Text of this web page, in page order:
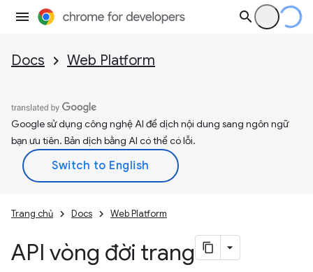
Docs Web Platform
Google sử dụng công nghệ AI để dịch nội dung sang ngôn ngữ
bạn ưu tiên. Bản dịch bằng AI có thể có lỗi.
Trang chủ Docs Web Platform
API vòng đời trang